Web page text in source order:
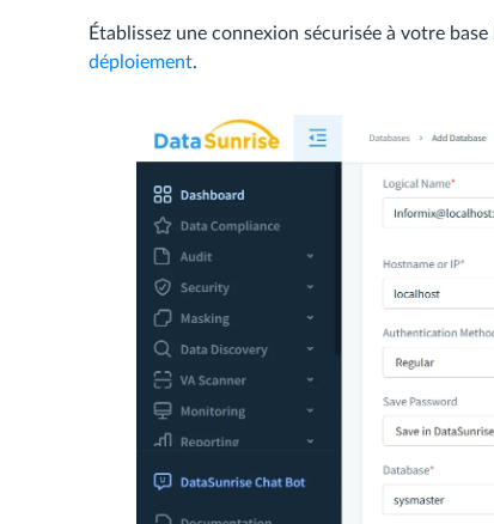
Établissez une connexion sécurisée à votre
déploiement.